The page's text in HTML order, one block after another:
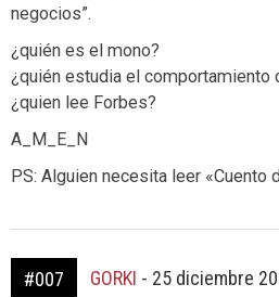
negocios”.
¿quién es el mono?
¿quién estudia el comportamiento
¿quien lee Forbes?
A_M_E_N
PS: Alguien necesita leer «Cuento
#007 GORKI - 25 diciembre